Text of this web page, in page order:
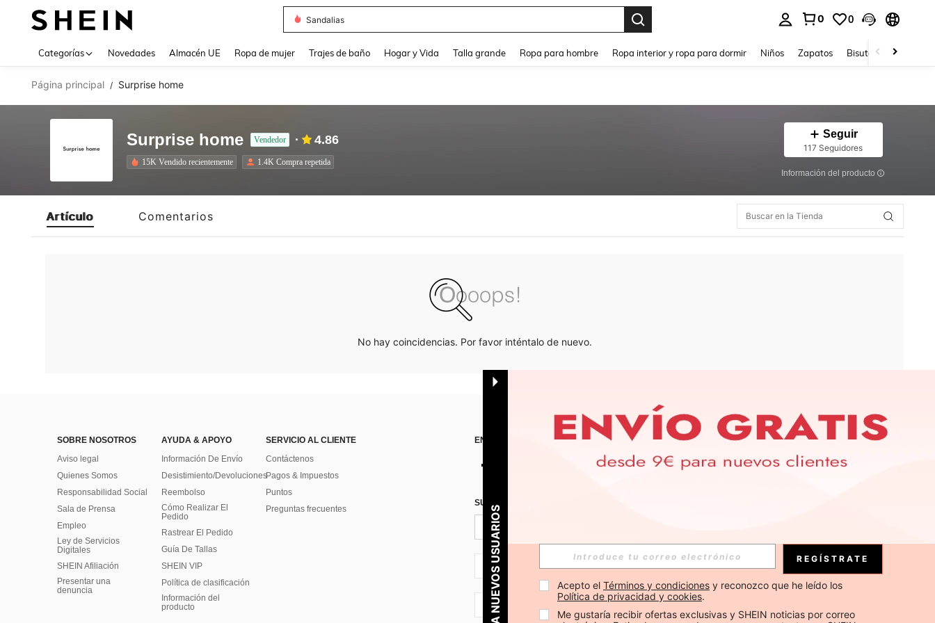
Sandalias
0 0
Categorías Novedades Almacén UE Ropa de mujer Trajes de baño Hogar y Vida Talla grande Ropa para hombre Ropa interior y ropa para dormir Niños Zapatos Bisutería Y
Página principal / Surprise home
Surprise home Vendedor 4.86
15K Vendido recientemente 1.4K Compra repetida
Seguir
117 Seguidores
Información del producto
Artículo Comentarios
No hay coincidencias. Por favor inténtalo de nuevo.
SOBRE NOSOTROS
Aviso legal
Quienes Somos
Responsabilidad Social
Sala de Prensa
Empleo
Ley de Servicios
Digitales
SHEIN Afiliación
Presentar una
denuncia
AYUDA & APOYO
Información De Envío
Desistimiento/Devoluciones
Reembolso
Cómo Realizar El
Pedido
Rastrear El Pedido
Guía De Tallas
SHEIN VIP
Política de clasificación
​Información del
producto
SERVICIO AL CLIENTE
Contáctenos
Pagos & Impuestos
Puntos
Preguntas frecuentes
ENCUÉNTRANOS EN APP
SUSCRÍBETE PARA RECIBIR OFERTAS EXCLUSIVAS, PROMOCIONES Y NOTICIAS DE SHEIN
ES + 34
ES + 34
PARA NUEVOS USUARIOS REGÍSTRATE
Acepto el Términos y condiciones y reconozco que he leído los
Política de privacidad y cookies.
Me gustaría recibir ofertas exclusivas y SHEIN noticias por correo